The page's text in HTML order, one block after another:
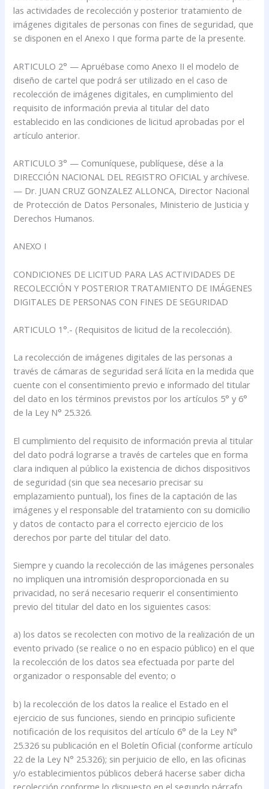
las actividades de recolección y posterior tratamiento de
imágenes digitales de personas con fines de seguridad, que
se disponen en el Anexo I que forma parte de la presente.
ARTICULO 2° — Apruébase como Anexo II el modelo de
diseño de cartel que podrá ser utilizado en el caso de
recolección de imágenes digitales, en cumplimiento del
requisito de información previa al titular del dato
establecido en las condiciones de licitud aprobadas por el
artículo anterior.
ARTICULO 3° — Comuníquese, publíquese, dése a la
DIRECCIÓN NACIONAL DEL REGISTRO OFICIAL y archívese.
— Dr. JUAN CRUZ GONZALEZ ALLONCA, Director Nacional
de Protección de Datos Personales, Ministerio de Justicia y
Derechos Humanos.
ANEXO I
CONDICIONES DE LICITUD PARA LAS ACTIVIDADES DE
RECOLECCIÓN Y POSTERIOR TRATAMIENTO DE IMÁGENES
DIGITALES DE PERSONAS CON FINES DE SEGURIDAD
ARTICULO 1°.- (Requisitos de licitud de la recolección).
La recolección de imágenes digitales de las personas a
través de cámaras de seguridad será lícita en la medida que
cuente con el consentimiento previo e informado del titular
del dato en los términos previstos por los artículos 5° y 6°
de la Ley N° 25.326.
El cumplimiento del requisito de información previa al titular
del dato podrá lograrse a través de carteles que en forma
clara indiquen al público la existencia de dichos dispositivos
de seguridad (sin que sea necesario precisar su
emplazamiento puntual), los fines de la captación de las
imágenes y el responsable del tratamiento con su domicilio
y datos de contacto para el correcto ejercicio de los
derechos por parte del titular del dato.
Siempre y cuando la recolección de las imágenes personales
no impliquen una intromisión desproporcionada en su
privacidad, no será necesario requerir el consentimiento
previo del titular del dato en los siguientes casos:
a) los datos se recolecten con motivo de la realización de un
evento privado (se realice o no en espacio público) en el que
la recolección de los datos sea efectuada por parte del
organizador o responsable del evento; o
b) la recolección de los datos la realice el Estado en el
ejercicio de sus funciones, siendo en principio suficiente
notificación de los requisitos del artículo 6° de la Ley N°
25.326 su publicación en el Boletín Oficial (conforme artículo
22 de la Ley N° 25.326); sin perjuicio de ello, en las oficinas
y/o establecimientos públicos deberá hacerse saber dicha
recolección conforme lo dispuesto en el segundo párrafo